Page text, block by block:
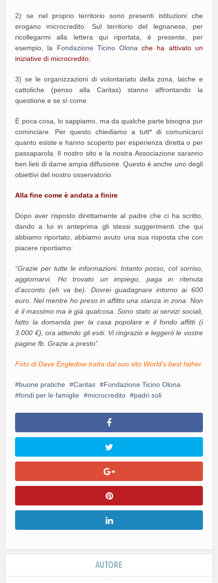
2) se nel proprio territorio sono presenti istituzioni che
erogano microcredito. Sul territorio del legnanese, per
ricollegarmi alla lettera qui riportata, è presente, per
esempio, la Fondazione Ticino Olona che ha attivato un
iniziative di microcredito;
3) se le organizzazioni di volontariato della zona, laiche e
cattoliche (penso alla Caritas) stanno affrontando la
questione e se sì come.
È poca cosa, lo sappiamo, ma da qualche parte bisogna pur
cominciare. Per questo chiediamo a tutt* di comunicarci
quanto esiste e hanno scoperto per esperienza diretta o per
passaparola. Il nostro sito e la nostra Associazione saranno
ben lieti di darne ampia diffusione. Questo è anche uno degli
obiettivi del nostro osservatorio.
Alla fine come è andata a finire
Dopo aver risposto direttamente al padre che ci ha scritto,
dando a lui in anteprima gli stessi suggerimenti che qui
abbiamo riportato, abbiamo avuto una sua risposta che con
piacere riportiamo:
“Grazie per tutte le informazioni. Intanto posso, col sorriso,
aggiornarvi. Ho trovato un impiego, paga in ritenuta
d’acconto (eh va be). Dovrei guadagnare intorno ai 600
euro. Nel mentre ho preso in affitto una stanza in zona. Non
è il massimo ma è già qualcosa. Sono stato ai servizi sociali,
fatto la domanda per la casa popolare e il fondo affitti (i
3.000 €), ora attendo gli esiti. Vi ringrazio e leggerò le vostre
pagine fb. Grazie a presto”.
Foto di Dave Engledow tratta dal suo sito World’s best father
buone pratiche Caritas
Fondazione Ticino Olona
fondi per le famiglie
microcredito padri soli
AUTORE